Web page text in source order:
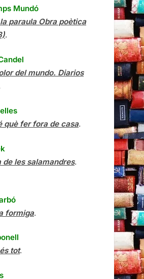
Mundó
paraula Obra poètica
.
del mundo. Diarios
què fer fora de casa.
de les salamandres.
formiga.
tot.